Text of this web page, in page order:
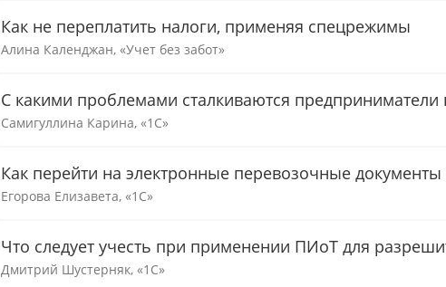
Как не переплатить налоги, применяя спецрежимы
Алина Календжан, «Учет без забот»
С какими проблемами сталкиваются предприниматели
Самигуллина Карина, «1С»
Как перейти на электронные перевозочные
Егорова Елизавета, «1С»
Что следует учесть при применении ПИоТ для
Дмитрий Шустерняк, «1С»